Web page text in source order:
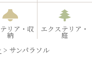
リア・収
納
エクステリア・
庭
> サンパラソル